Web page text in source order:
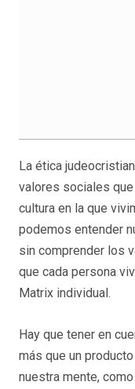
La ética
valores sociales
cultura en la que
podemos entender
sin comprender los
que cada persona
Matrix individual.
Hay que tener en
más que un
nuestra mente,